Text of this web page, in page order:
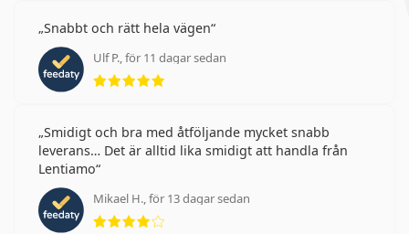
Snabbt och rätt hela vägen
Ulf P., för 11 dagar sedan
Betyg 5 av 5
Smidigt och bra med åtföljande mycket snabb
leverans… Det är alltid lika smidigt att handla från
Lentiamo
Mikael H., för 13 dagar sedan
Betyg 4 av 5